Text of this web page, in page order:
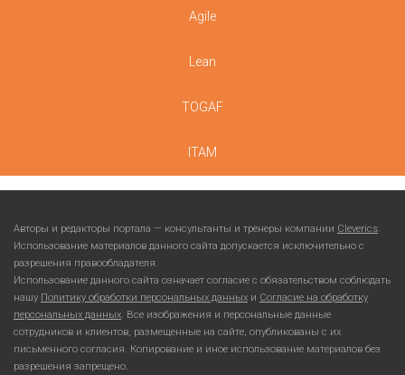
Agile
Lean
TOGAF
ITAM
Авторы и редакторы портала — консультанты и тренеры компании Cleverics.
Использование материалов данного сайта допускается исключительно с
разрешения правообладателя.
Использование данного сайта означает согласие с обязательством соблюдать
нашу Политику обработки персональных данных и Согласие на обработку
персональных данных. Все изображения и персональные данные
сотрудников и клиентов, размещенные на сайте, опубликованы с их
письменного согласия. Копирование и иное использование материалов без
разрешения запрещено.